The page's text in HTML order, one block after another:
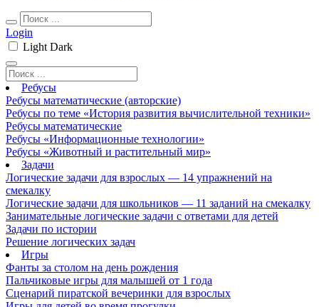
Login
Light Dark
Ребусы
Ребусы математические (авторские)
Ребусы по теме «История развития вычислительной техники»
Ребусы математические
Ребусы «Информационные технологии»
Ребусы «Животный и растительный мир»
Задачи
Логические задачи для взрослых — 14 упражнений на
смекалку
Логические задачи для школьников — 11 заданий на смекалку
Занимательные логические задачи с ответами для детей
Задачи по истории
Решение логических задач
Игры
Фанты за столом на день рождения
Пальчиковые игры для малышей от 1 года
Сценарий пиратской вечеринки для взрослых